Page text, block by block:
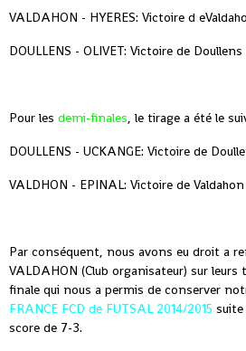
VALDAHON - HYERES: Victoire d
DOULLENS - OLIVET: Victoire de
Pour les demi-finales, le tirage a été le
DOULLENS - UCKANGE: Victoire de
VALDHON - EPINAL: Victoire de
Par conséquent, nous avons eu droit a
VALDAHON (Club organisateur) sur leurs
finale qui nous a permis de conserver
FRANCE FCD de FUTSAL 2014/2015
score de 7-3.